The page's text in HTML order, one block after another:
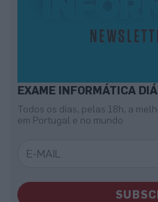
EXAME INFORMÁTICA
Todos os dias, pelas 18h, a
em Portugal e no mundo